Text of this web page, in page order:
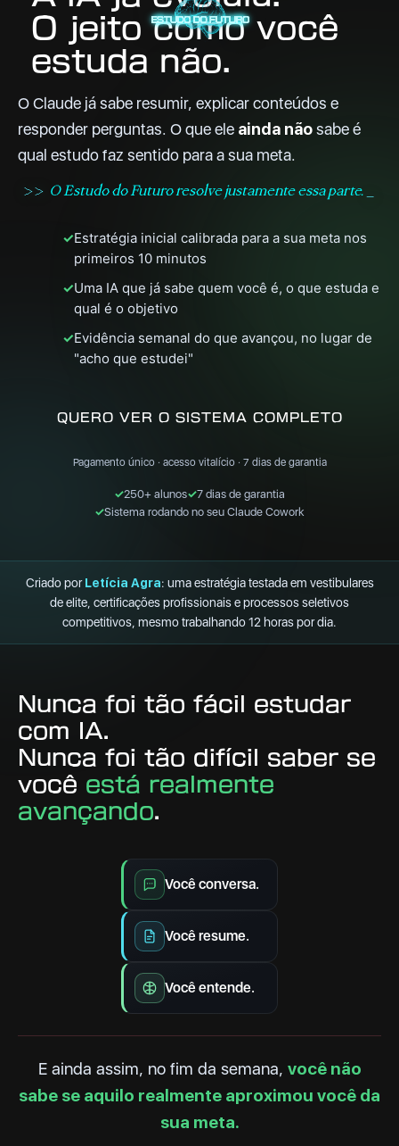
O jeito como você
estuda não.
O Claude já sabe resumir, explicar conteúdos e
responder perguntas. O que ele ainda nãosabe é
qual estudo faz sentido para a sua meta.
>> O Estudo do Futuro resolve justamente essa parte.
✓Estratégia inicial calibrada para a sua meta nos
primeiros 10 minutos
✓Uma IA que já sabe quem você é, o que estuda e
qual é o objetivo
✓Evidência semanal do que avançou, no lugar de
"acho que estudei"
QUERO VER O SISTEMA COMPLETO
Pagamento único · acesso vitalício · 7 dias de garantia
✓250+ alunos✓7 dias de garantia
✓Sistema rodando no seu Claude Cowork
Criado porLetícia Agra: uma estratégia testada em vestibulares
de elite, certificações profissionais e processos seletivos
competitivos, mesmo trabalhando 12 horas por dia.
Nunca foi tão fácil estudar
com IA.
Nunca foi tão difícil saber se
você está realmente
avançando.
Você conversa.
Você resume.
Você entende.
E ainda assim, no fim da semana, você não
sabe se aquilo realmente aproximou você da
sua meta.